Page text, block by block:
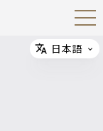
Open
Navig
Select
日本語